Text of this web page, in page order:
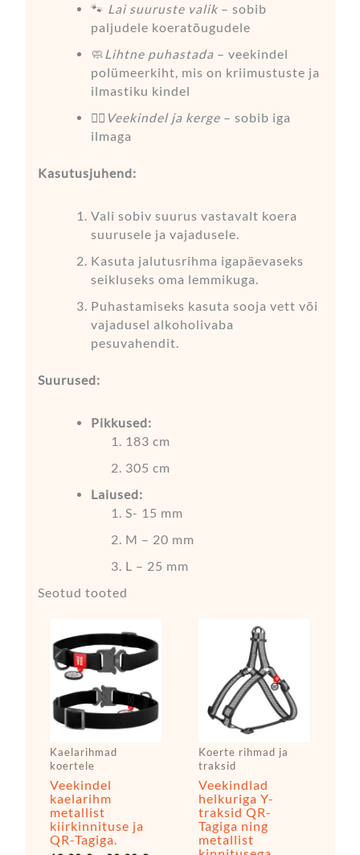
🐾 Lai suuruste valik – sobib
paljudele koeratõugudele
🧼Lihtne puhastada – veekindel
polümeerkiht, mis on kriimustuste ja
ilmastiku kindel
🏋️‍♀️ Veekindel ja kerge – sobib iga
ilmaga
Kasutusjuhend:
Vali sobiv suurus vastavalt koera
suurusele ja vajadusele.
Kasuta jalutusrihma igapäevaseks
seikluseks oma lemmikuga.
Puhastamiseks kasuta sooja vett või
vajadusel alkoholivaba
pesuvahendit.
Suurused:
Pikkused:
183 cm
305 cm
Laiused:
S- 15 mm
M – 20 mm
L – 25 mm
Seotud tooted
Kaelarihmad
koertele
Veekindel
kaelarihm
metallist
kiirkinnituse ja
QR-Tagiga.
18,90 €
kuni
20,90 €
tootel
on
varianti.
Valikuid
teha
Koerte rihmad ja
traksid
Veekindlad
helkuriga Y-
traksid QR-
Tagiga ning
metallist
Sellel
tootel
on
mitu
varianti.
Valikuid
teha